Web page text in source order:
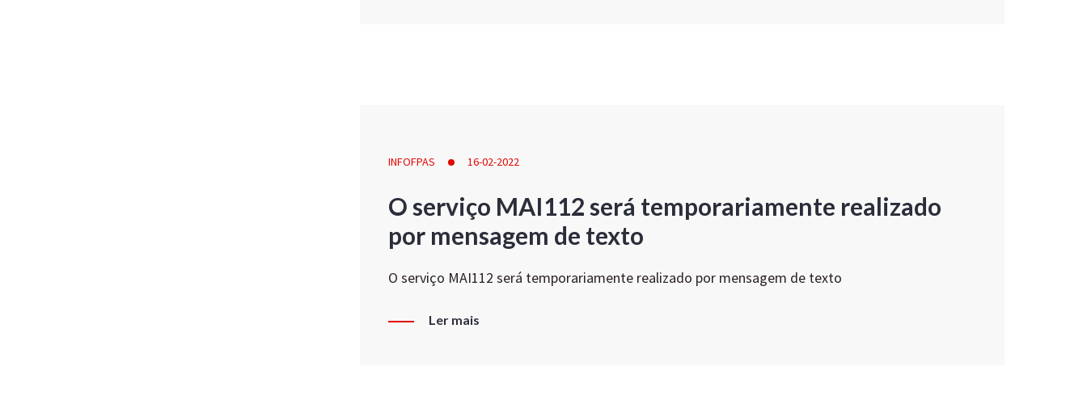
INFOFPAS 16-02-2022
O serviço MAI112 será temporariamente realizado
por mensagem de texto
O serviço MAI112 será temporariamente realizado por mensagem de texto
Ler mais